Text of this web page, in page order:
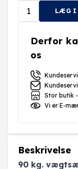
LÆG I
Derfor
os
Stor butik
Vi er E-
Beskrivelse
90 kg.